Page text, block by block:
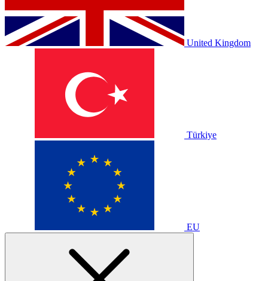
United Kingdom
Türkiye
EU